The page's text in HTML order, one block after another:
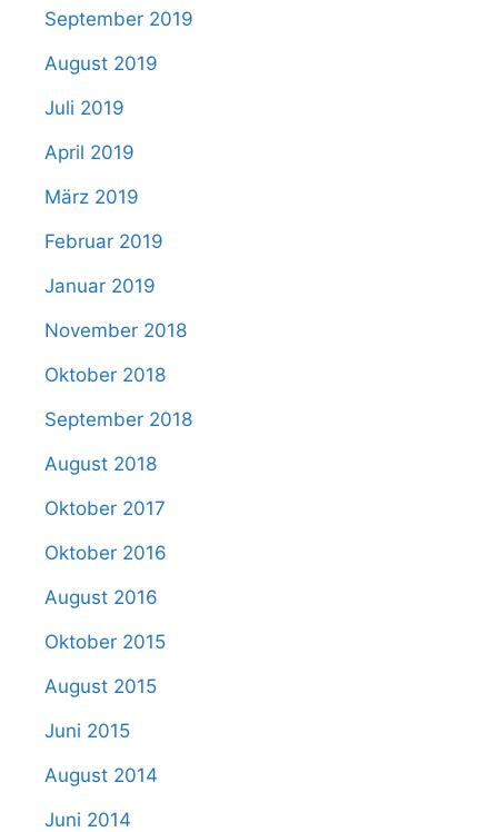
September 2019
August 2019
Juli 2019
April 2019
März 2019
Februar 2019
Januar 2019
November 2018
Oktober 2018
September 2018
August 2018
Oktober 2017
Oktober 2016
August 2016
Oktober 2015
August 2015
Juni 2015
August 2014
Juni 2014